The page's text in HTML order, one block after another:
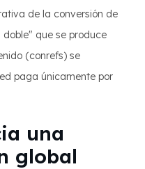
de la conversión de
que se produce
(conrefs) se
paga únicamente por
una
global